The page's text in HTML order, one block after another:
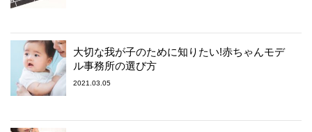
大切な我が子のために知りたい!赤ちゃんモデ
ル事務所の選び方
2021.03.05